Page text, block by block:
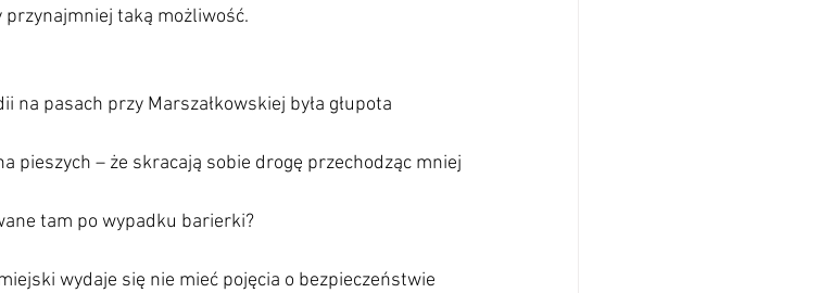
przynajmniej taką możliwość.
na pasach przy Marszałkowskiej była głupota
pieszych – że skracają sobie drogę przechodząc mniej
tam po wypadku barierki?
wydaje się nie mieć pojęcia o bezpieczeństwie